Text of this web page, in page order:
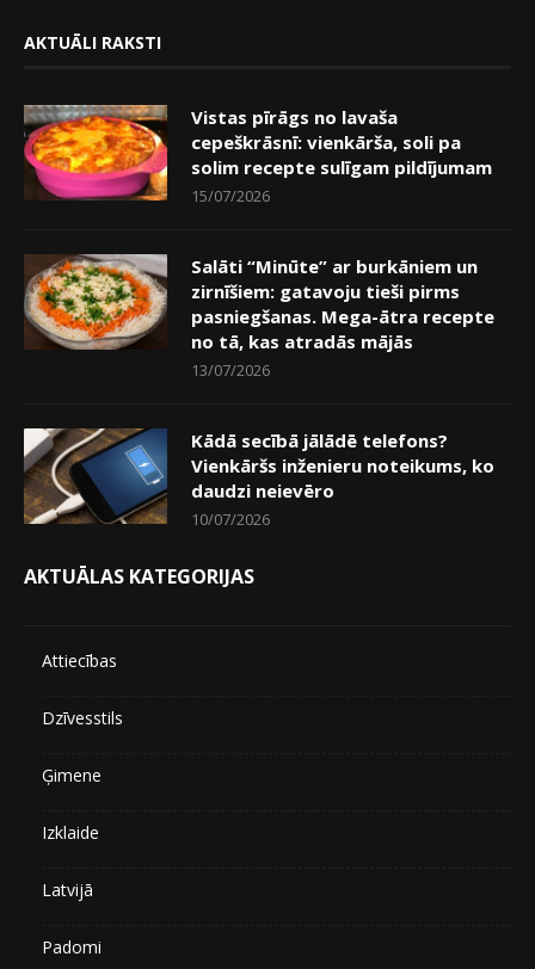
AKTUĀLI RAKSTI
Vistas pīrāgs no lavaša
cepeškrāsnī: vienkārša, soli pa
solim recepte sulīgam pildījumam
15/07/2026
Salāti “Minūte” ar burkāniem un
zirnīšiem: gatavoju tieši pirms
pasniegšanas. Mega-ātra recepte
no tā, kas atradās mājās
13/07/2026
Kādā secībā jālādē telefons?
Vienkāršs inženieru noteikums, ko
daudzi neievēro
10/07/2026
AKTUĀLAS KATEGORIJAS
Attiecības
Dzīvesstils
Ģimene
Izklaide
Latvijā
Padomi